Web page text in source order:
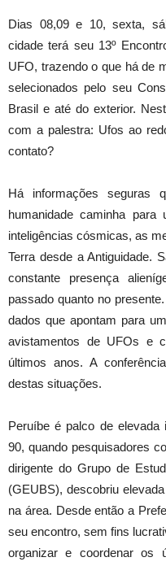
Dias 08,09 e 10, sexta,
cidade terá seu 13º
UFO, trazendo o que há de
selecionados pelo seu
Brasil e até do exterior.
com a palestra: Ufos ao
contato?
Há informações seguras
humanidade caminha para
inteligências cósmicas, as
Terra desde a Antiguidade.
constante presença
passado quanto no
dados que apontam para
avistamentos de UFOs e
últimos anos. A
destas situações.
Peruíbe é palco de elevada
90, quando pesquisadores
dirigente do Grupo de
(GEUBS), descobriu
na área. Desde então a
seu encontro, sem fins
organizar e coordenar os